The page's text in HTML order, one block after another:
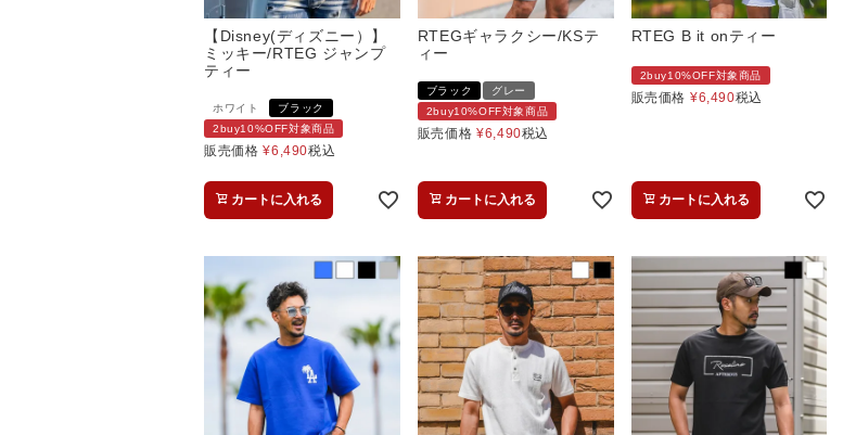
【Disney(ディズニー）】
ミッキー/RTEG ジャンプ
ティー
ホワイト
ブラック
2buy10%OFF対象商品
販売価格 ¥6,490税込
カートに入れる
RTEGギャラクシー/KSテ
ィー
ブラック
グレー
2buy10%OFF対象商品
販売価格 ¥6,490税込
カートに入れる
RTEG B it onティー
2buy10%OFF対象商品
販売価格 ¥6,490税込
カートに入れる